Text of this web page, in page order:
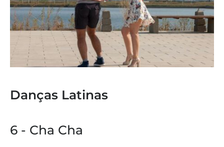
Danças Latinas
6 - Cha Cha